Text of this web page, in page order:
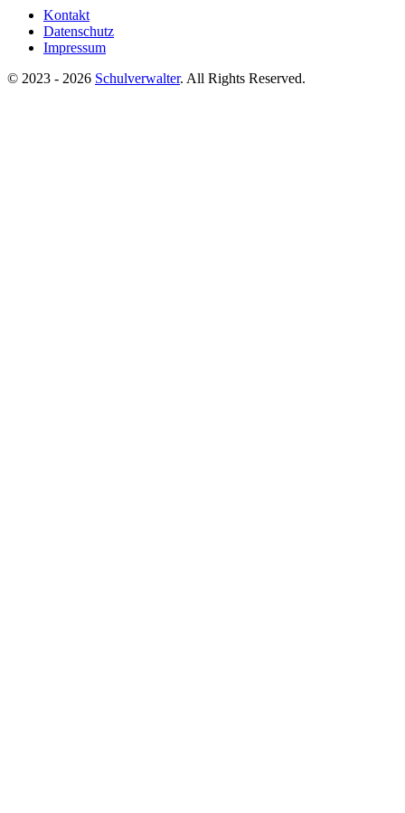
Kontakt
Datenschutz
Impressum
© 2023 - 2026 Schulverwalter. All Rights Reserved.